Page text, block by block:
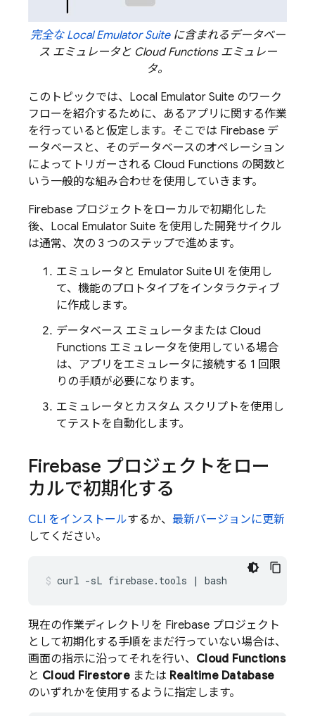
完全な Local Emulator Suiteに含まれるデータベー
ス エミュレータと Cloud Functionsエミュレー
タ。
このトピックでは、 Local Emulator Suite のワーク
フローを紹介するために、あるアプリに関する作業
を行っていると仮定します。そこでは Firebase デ
ータベースと、そのデータベースのオペレーション
によってトリガーされる Cloud Functions の関数と
いう一般的な組み合わせを使用していきます。
Firebase プロジェクトをローカルで初期化した
後、 Local Emulator Suite を使用した開発サイクル
は通常、次の 3 つのステップで進めます。
エミュレータと Emulator Suite UI を使用し
て、機能のプロトタイプをインタラクティブ
に作成します。
データベース エミュレータまたは Cloud
Functions エミュレータを使用している場合
は、アプリをエミュレータに接続する 1 回限
りの手順が必要になります。
エミュレータとカスタム スクリプトを使用し
てテストを自動化します。
Firebase プロジェクトをロー
カルで初期化する
CLI をインストールするか、 最新バージョンに更新
してください。
curl -sL firebase.tools | bash
現在の作業ディレクトリを Firebase プロジェクト
として初期化する手順をまだ行っていない場合は、
画面の指示に沿ってそれを行い、 Cloud Functions
と Cloud Firestoreまたは Realtime Database
のいずれかを使用するように指定します。